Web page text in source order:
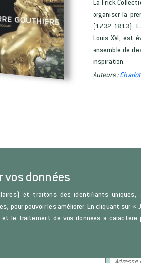
La Frick
organiser la
(1732-1813).
Louis XVI, est
ensemble de
inspiration.
Auteurs :
vos données
et traitons des identifiants uniques,
pour pouvoir les améliorer. En cliquant sur «
le traitement de vos données à caractère